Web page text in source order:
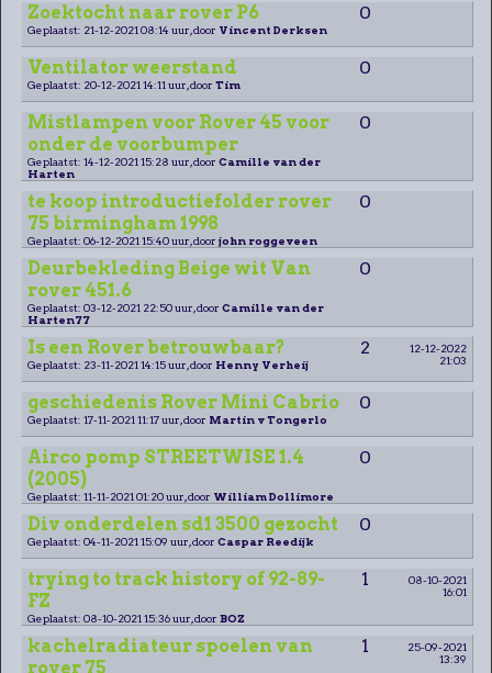
Zoektocht naar rover P6 0
Geplaatst: 21-12-2021 08:14 uur, door Vincent Derksen
Ventilator weerstand 0
Geplaatst: 20-12-2021 14:11 uur, door Tim
Mistlampen voor Rover 45 voor
onder de voorbumper
0
Geplaatst: 14-12-2021 15:28 uur, door Camille van der
Harten
te koop introductiefolder rover
75 birmingham 1998
0
Geplaatst: 06-12-2021 15:40 uur, door john roggeveen
Deurbekleding Beige wit Van
rover 451.6
0
Geplaatst: 03-12-2021 22:50 uur, door Camille van der
Harten77
Is een Rover betrouwbaar? 2
12-12-2022
21:03
Geplaatst: 23-11-2021 14:15 uur, door Henny Verheij
geschiedenis Rover Mini Cabrio 0
Geplaatst: 17-11-2021 11:17 uur, door Martin v Tongerlo
Airco pomp STREETWISE 1.4
(2005)
0
Geplaatst: 11-11-2021 01:20 uur, door William Dollimore
Div onderdelen sd1 3500 gezocht 0
Geplaatst: 04-11-2021 15:09 uur, door Caspar Reedijk
trying to track history of 92-89-
FZ
1
08-10-2021
16:01
Geplaatst: 08-10-2021 15:36 uur, door BOZ
kachelradiateur spoelen van
rover 75
1
25-09-2021
13:39